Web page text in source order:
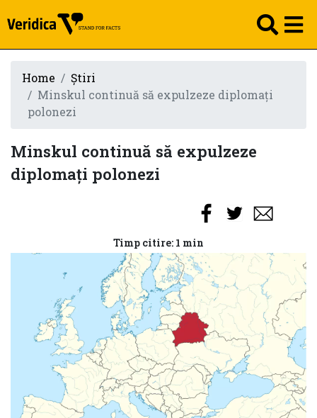
Home
Știri
Minskul continuă să expulzeze diplomaţi
polonezi
Minskul continuă să expulzeze
diplomaţi polonezi
Timp citire: 1 min